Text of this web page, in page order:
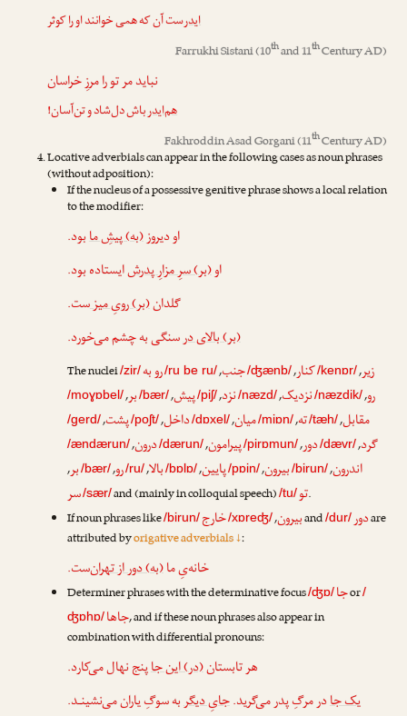
ایدر‌ست آن که همی خوانند او را کوثر
Farrukhi Sistani(10thand 11thCentury AD)
نباید مر تو را مرزِ خراسان
هم‌ایدرباش دل‌شاد و تن‌آسان!
Fakhroddin Asad Gorgani(11thCentury AD)
Locative adverbials can appear in the following cases as noun phrases
(without adposition):
If the nucleus of a possessive genitive phrase shows a local relation
to the modifier:
او دیروز(به) پیشِ مابود.
او(بر) سرِ مزارِ پدرشایستاده بود.
گلدان(بر) رویِ میز‌ست.
(بر) بالای درسنگی به چشم می‌خورد.
The nuclei/zir/ زیر,
/kenɒr/کنار,
/ʤænb/جنب,
/ru be ru/رو به
رو,
/næzdik/نزدیک,
/næzd/نزد,
/piʃ/پیش,
/bær/بر,
/moɣɒbel/
مقابل,
/tæh/ته,
/miɒn/میان,
/dɒxel/داخل,
/poʃt/پشت,
/gerd/
گرد,
/dævr/دور,
/pirɒmun/پیرامون,
/dærun/درون,
/ændærun/
اندرون,
/birun/بیرون,
/pɒin/پایین,
/bɒlɒ/بالا,
/ru/رو,
/bær/بر,
/sær/سر and (mainly in colloquial speech)/tu/تو.
If noun phrases like/birun/ بیرون,
/xɒreʤ/خارج and/dur/دورare
attributed byorigative adverbials ↓:
خانه‌یِ ما(به) دور از تهران‌ست.
Determiner phrases with the determinative focus/ʤɒ/جاor/
ʤɒhɒ/جاها, and if these noun phrases also appear in
combination with differential pronouns:
هر تابستان(در) این جاپنج نهال می‌کارد.
یک جادر مرگِ پدر می‌گرید.جایِ دیگربه سوگِ یاران می‌نشینـد.